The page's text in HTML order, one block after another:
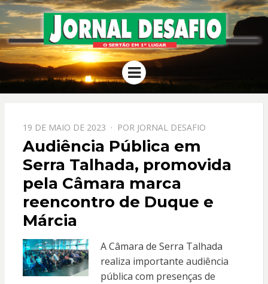
JORNAL
DESAFIO
O Sertão em 1º Lugar
Menu
PPOSTADO
EM
19 DE MAIO DE 2023 POR JORNAL DESAFIO
Audiência Pública em
Serra Talhada, promovida
pela Câmara marca
reencontro de Duque e
Márcia
A Câmara de Serra Talhada
realiza importante audiência
pública com presenças de